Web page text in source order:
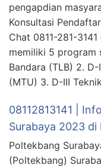
pengapdian
Konsultasi
Chat 0811-281-
memiliki 5 program
Bandara (TLB) 2.
(MTU) 3. D-III
08112813141 |
Surabaya 2023 di
Poltekbang
(Poltekbang)